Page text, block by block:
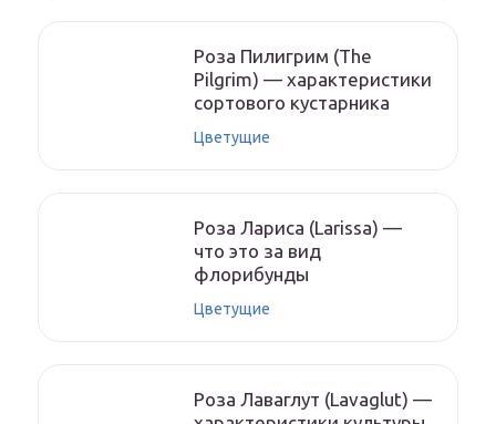
Роза Пилигрим (The
Pilgrim) — характеристики
сортового кустарника
Цветущие
Роза Лариса (Larissa) —
что это за вид
флорибунды
Цветущие
Роза Лаваглут (Lavaglut) —